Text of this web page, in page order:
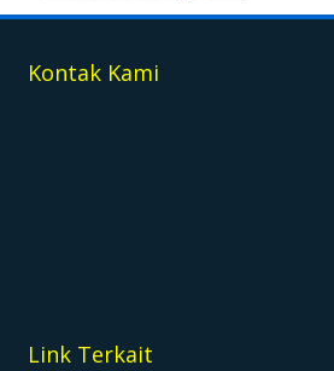
Kontak Kami
Link Terkait